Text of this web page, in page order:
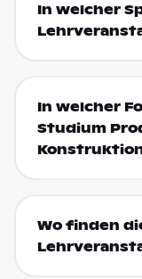
In welcher
In welcher
Studium
Wo finden